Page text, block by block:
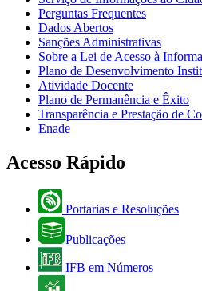
Perguntas Frequentes
Dados Abertos
Sanções Administrativas
Sobre a Lei de Acesso à
Plano de Desenvolvimento
Atividade Docente
Plano de Permanência e Êxito
Transparência e Prestação de
Enade
Acesso Rápido
Portarias e Resoluções
Publicações
IFB em Números